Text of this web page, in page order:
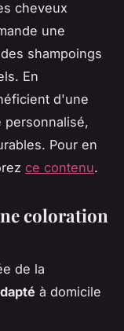
cheveux
une
shampoings
En
d'une
Pour en
ce contenu.
coloration
de la
à domicile